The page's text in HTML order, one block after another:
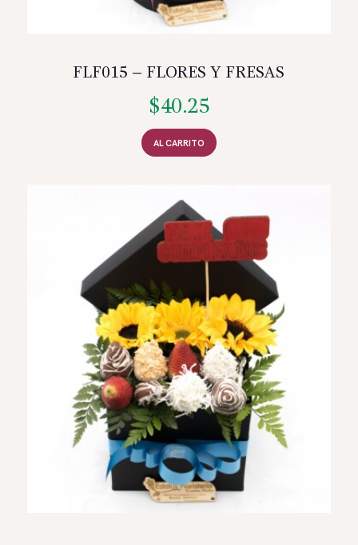
FLF015 – FLORES Y FRESAS
$40.25
AL CARRITO